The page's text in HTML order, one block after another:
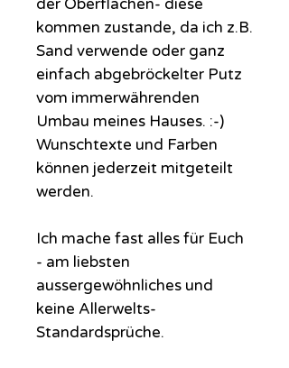
kommen zustande, da ich z.B.
Sand verwende oder ganz
einfach abgebröckelter Putz
vom immerwährenden
Umbau meines Hauses. :-)
Wunschtexte und Farben
können jederzeit mitgeteilt
werden.
Ich mache fast alles für Euch
- am liebsten
aussergewöhnliches und
keine Allerwelts-
Standardsprüche.